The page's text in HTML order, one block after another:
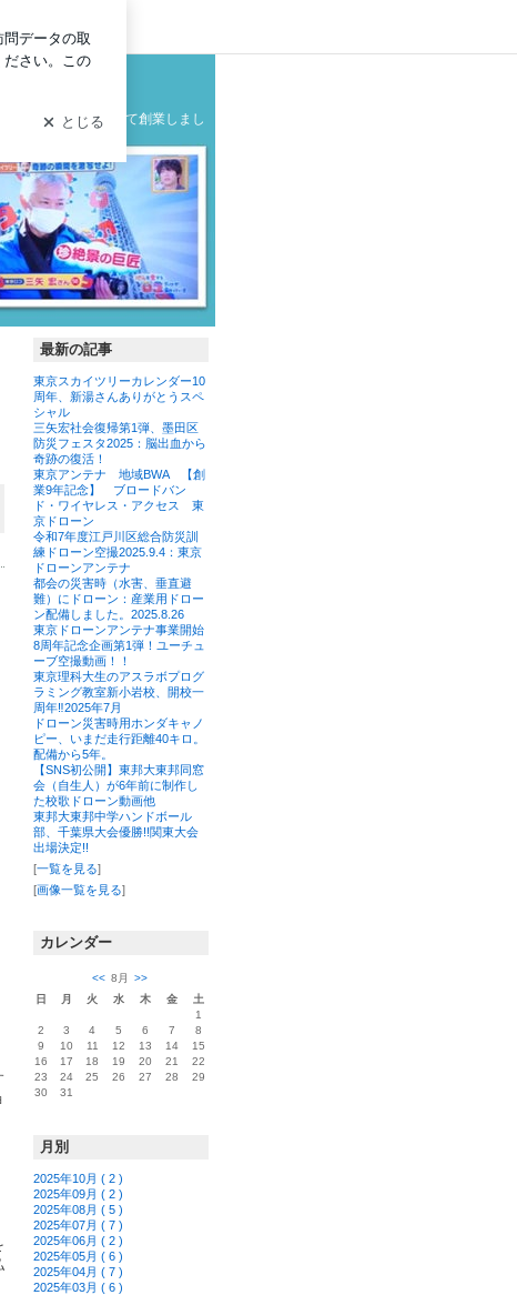
製造メーカーとして創業しまし
最新の記事
東京スカイツリーカレンダー10
周年、新湯さんありがとうスペ
シャル
三矢宏社会復帰第1弾、墨田区
防災フェスタ2025：脳出血から
奇跡の復活！
東京アンテナ 地域BWA 【創
業9年記念】 ブロードバン
ド・ワイヤレス・アクセス 東
京ドローン
令和7年度江戸川区総合防災訓
練ドローン空撮2025.9.4：東京
ドローンアンテナ
都会の災害時（水害、垂直避
難）にドローン：産業用ドロー
ン配備しました。2025.8.26
東京ドローンアンテナ事業開始
8周年記念企画第1弾！ユーチュ
ーブ空撮動画！！
東京理科大生のアスラボプログ
ラミング教室新小岩校、開校一
周年‼2025年7月
ドローン災害時用ホンダキャノ
ピー、いまだ走行距離40キロ。
配備から5年。
【SNS初公開】東邦大東邦同窓
会（自生人）が6年前に制作し
た校歌ドローン動画他
東邦大東邦中学ハンドボール
部、千葉県大会優勝!!関東大会
出場決定!!
[一覧を見る]
[画像一覧を見る]
カレンダー
<< 8月
>>
日
月 火 水 木 金
土
1
2
3 4 5 6 7
8
9
10 11 12 13 14
15
16
17 18 19 20 21
22
23
24 25 26 27 28
29
30
31
月別
2025年10月 ( 2 )
2025年09月 ( 2 )
2025年08月 ( 5 )
2025年07月 ( 7 )
2025年06月 ( 2 )
2025年05月 ( 6 )
2025年04月 ( 7 )
2025年03月 ( 6 )